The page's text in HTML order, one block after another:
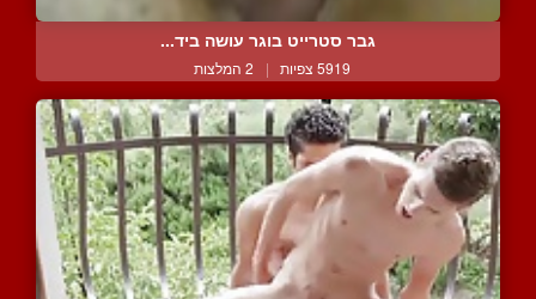
גבר סטרייט בוגר עושה ביד...
5919 צפיות | 2 המלצות